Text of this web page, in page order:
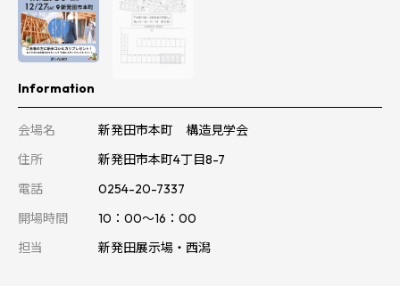
Information
会場名
新発田市本町 構造見学会
住所
新発田市本町4丁目8-7
電話
0254-20-7337
開場時間
10：00～16：00
担当
新発田展示場・西潟